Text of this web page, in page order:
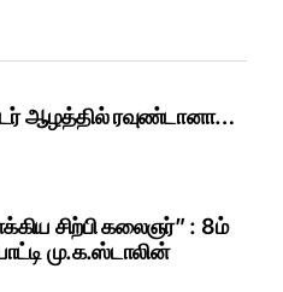
ஆழத்தில் ரவுண்டானா…
சிற்பி கலைஞர்” : 8ம்
மு.க.ஸ்டாலின்